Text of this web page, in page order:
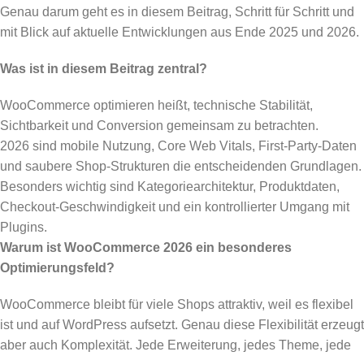
Genau darum geht es in diesem Beitrag, Schritt für Schritt und
mit Blick auf aktuelle Entwicklungen aus Ende 2025 und 2026.
Was ist in diesem Beitrag zentral?
WooCommerce optimieren heißt, technische Stabilität,
Sichtbarkeit und Conversion gemeinsam zu betrachten.
2026 sind mobile Nutzung, Core Web Vitals, First-Party-Daten
und saubere Shop-Strukturen die entscheidenden Grundlagen.
Besonders wichtig sind Kategoriearchitektur, Produktdaten,
Checkout-Geschwindigkeit und ein kontrollierter Umgang mit
Plugins.
Warum ist WooCommerce 2026 ein besonderes
Optimierungsfeld?
WooCommerce bleibt für viele Shops attraktiv, weil es flexibel
ist und auf WordPress aufsetzt. Genau diese Flexibilität erzeugt
aber auch Komplexität. Jede Erweiterung, jedes Theme, jede